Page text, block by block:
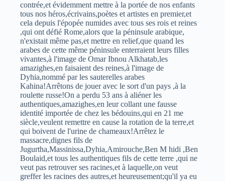
contrée,et évidemment mettre à la portée de nos enfants
tous nos héros,écrivains,poètes et artistes en premier,et
cela depuis l'épopée numides avec tous ses rois et reines
,qui ont défié Rome,alors que la péninsule arabique,
n'existait même pas,et mettre en relief,que quand les
arabes de cette même péninsule enterraient leurs filles
vivantes,à l'image de Omar Ibnou Alkhatab,les
amazighes,en faisaient des reines,à l'image de
Dyhia,nommé par les sauterelles arabes
Kahina!Arrêtons de jouer avec le sort d'un pays ,à la
roulette russe!On a perdu 53 ans à aliéner les
authentiques,amazighes,en leur collant une fausse
identité importée de chez les bédouins,qui en 21 me
siècle,veulent remettre en cause la rotation de la terre,et
qui boivent de l'urine de chameaux!Arrêtez le
massacre,dignes fils de
Jugurtha,Massinissa,Dyhia,Amirouche,Ben M hidi ,Ben
Boulaid,et tous les authentiques fils de cette terre ,qui ne
veut pas retrouver ses racines,et à laquelle,on veut
greffer les racines des autres,et heureusement;qu'il ya eu